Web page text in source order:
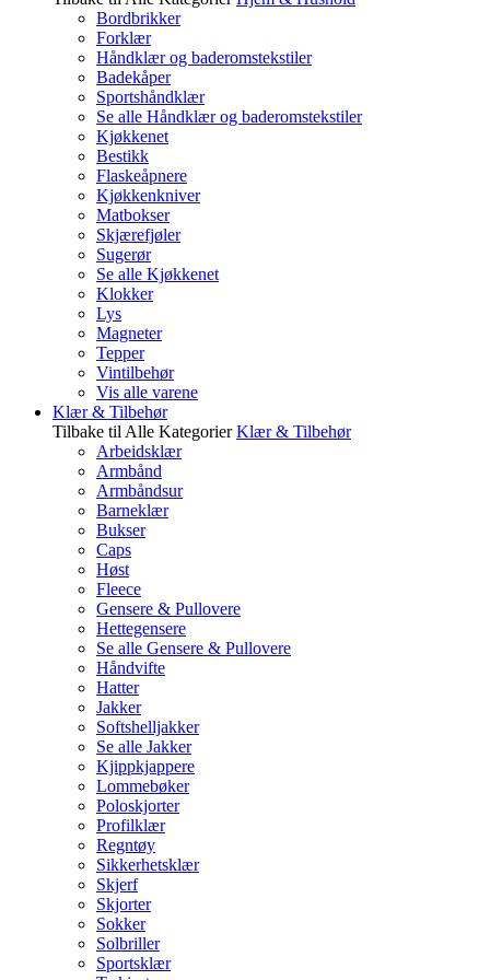
Bordbrikker
Forklær
Håndklær og baderomstekstiler
Badekåper
Sportshåndklær
Se alle Håndklær og baderomstekstiler
Kjøkkenet
Bestikk
Flaskeåpnere
Kjøkkenkniver
Matbokser
Skjærefjøler
Sugerør
Se alle Kjøkkenet
Klokker
Lys
Magneter
Tepper
Vintilbehør
Vis alle varene
Klær & Tilbehør
Tilbake til Alle Kategorier Klær & Tilbehør
Arbeidsklær
Armbånd
Armbåndsur
Barneklær
Bukser
Caps
Høst
Fleece
Gensere & Pullovere
Hettegensere
Se alle Gensere & Pullovere
Håndvifte
Hatter
Jakker
Softshelljakker
Se alle Jakker
Kjippkjappere
Lommebøker
Poloskjorter
Profilklær
Regntøy
Sikkerhetsklær
Skjerf
Skjorter
Sokker
Solbriller
Sportsklær